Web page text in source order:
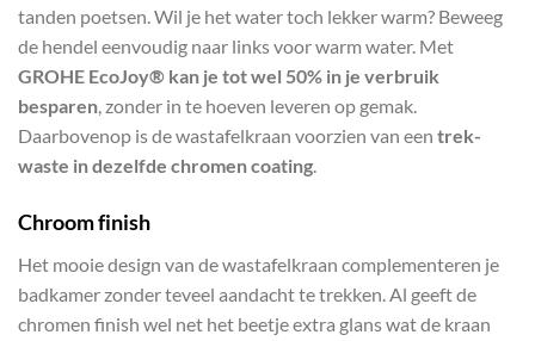
tanden poetsen. Wil je het water toch lekker warm? Beweeg
de hendel eenvoudig naar links voor warm water. Met
GROHE EcoJoy® kan je tot wel 50% in je verbruik
besparen, zonder in te hoeven leveren op gemak.
Daarbovenop is de wastafelkraan voorzien van een trek-
waste in dezelfde chromen coating.
Chroom finish
Het mooie design van de wastafelkraan complementeren je
badkamer zonder teveel aandacht te trekken. Al geeft de
chromen finish wel net het beetje extra glans wat de kraan